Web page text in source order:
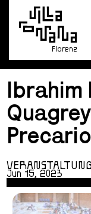
Florenz
Ibrahim
Jun 15, 2023